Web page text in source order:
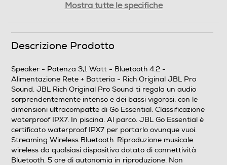
Dimensioni - Peso
Peso-Kg
0,17
Descrizione
Mostra tutte le specifiche
Descrizione Prodotto
Speaker - Potenza 3,1 Watt - Bluetooth 4.2 -
Alimentazione Rete + Batteria - Rich Original JBL Pro
Sound. JBL Rich Original Pro Sound ti regala un audio
sorprendentemente intenso e dei bassi vigorosi, con le
dimensioni ultracompatte di Go Essential. Classificazione
waterproof IPX7. In piscina. Al parco. JBL Go Essential è
certificato waterproof IPX7 per portarlo ovunque vuoi.
Streaming Wireless Bluetooth. Riproduzione musicale
wireless da qualsiasi dispositivo dotato di connettività
Bluetooth. 5 ore di autonomia in riproduzione. Non